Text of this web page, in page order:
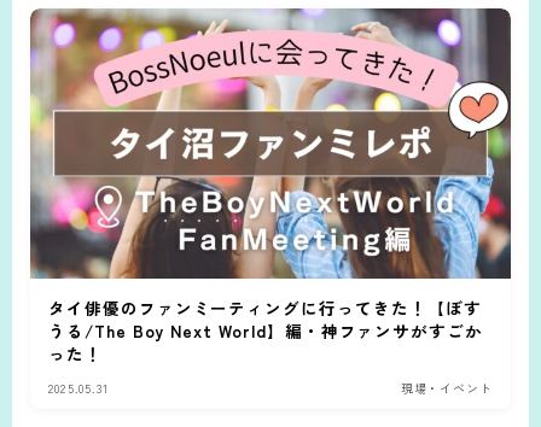
タイ俳優のファンミーティングに行ってきた！【ぼす
うる/The Boy Next World】編・神ファンサがすごか
った！
2025.05.31 現場・イベント